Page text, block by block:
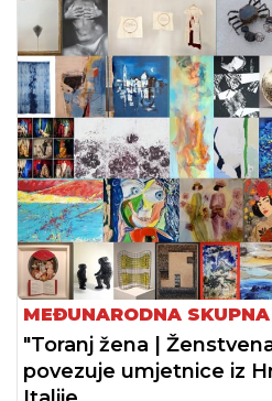
MEĐUNARODNA
"Toranj žena |
povezuje umjetnice iz